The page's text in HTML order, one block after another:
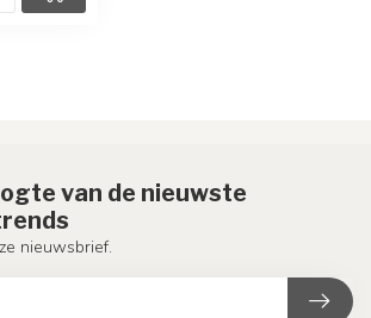
van de nieuwste
nieuwsbrief.